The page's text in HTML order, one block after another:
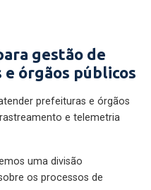
gestão de
órgãos públicos
prefeituras e órgãos
e telemetria
uma divisão
os processos de